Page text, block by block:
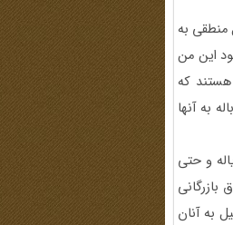
به
این من
که
به آنها
و حتی
به آنان